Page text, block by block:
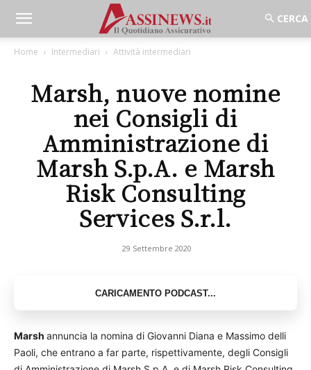
Home Intermediari Attività intermediari
Marsh, nuove nomine
nei Consigli di
Amministrazione di
Marsh S.p.A. e Marsh
Risk Consulting
Services S.r.l.
29 Settembre 2020
Marsh annuncia la nomina di Giovanni Diana e Massimo delli
Paoli, che entrano a far parte, rispettivamente, degli Consigli